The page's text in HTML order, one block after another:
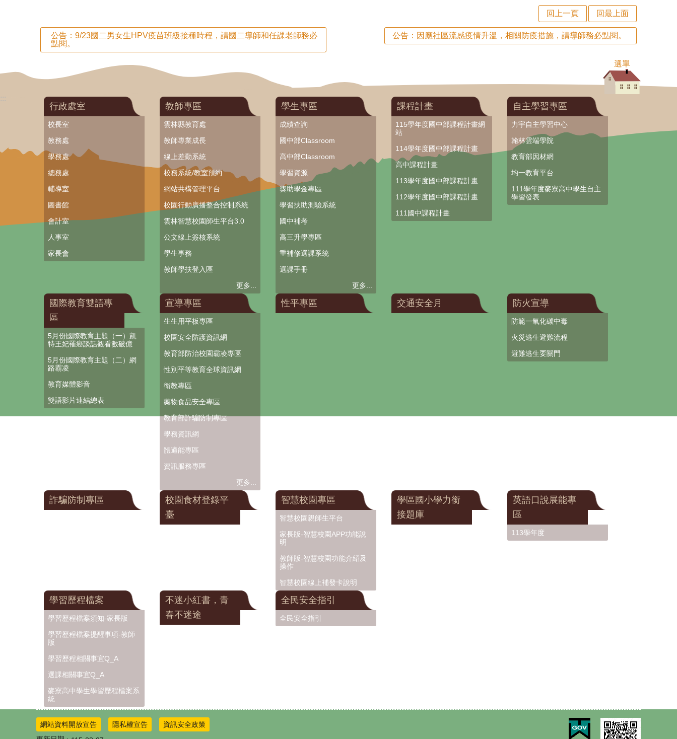
回上一頁 回最上面
公告：9/23國二男女生HPV疫苗班級接種時程，請國二導師和任課老師務必
點閱。
公告：因應社區流感疫情升溫，相關防疫措施，請導師務必點閱。
選單
:::
行政處室
校長室
教務處
學務處
總務處
輔導室
圖書館
會計室
人事室
家長會
教師專區
雲林縣教育處
教師專業成長
線上差勤系統
校務系統/教室預約
網站共構管理平台
校園行動廣播整合控制系統
雲林智慧校園師生平台3.0
公文線上簽核系統
學生事務
教師學扶登入區
更多...
學生專區
成績查詢
國中部Classroom
高中部Classroom
學習資源
獎助學金專區
學習扶助測驗系統
國中補考
高三升學專區
重補修選課系統
選課手冊
更多...
課程計畫
115學年度國中部課程計畫網
站
114學年度國中部課程計畫
高中課程計畫
113學年度國中部課程計畫
112學年度國中部課程計畫
111國中課程計畫
自主學習專區
力宇自主學習中心
翰林雲端學院
教育部因材網
均一教育平台
111學年度麥寮高中學生自主
學習發表
國際教育雙語專
區
5月份國際教育主題（一）凱
特王妃罹癌談話觀看數破億
5月份國際教育主題（二）網
路霸凌
教育媒體影音
雙語影片連結總表
宣導專區
生生用平板專區
校園安全防護資訊網
教育部防治校園霸凌專區
性別平等教育全球資訊網
衛教專區
藥物食品安全專區
教育部詐騙防制專區
學務資訊網
體適能專區
資訊服務專區
更多...
性平專區 交通安全月 防火宣導
防範一氧化碳中毒
火災逃生避難流程
避難逃生要關門
詐騙防制專區
校園食材登錄平
臺
智慧校園專區
智慧校園親師生平台
家長版-智慧校園APP功能說
明
教師版-智慧校園功能介紹及
操作
智慧校園線上補發卡說明
學區國小學力銜
接題庫
英語口說展能專
區
113學年度
學習歷程檔案
學習歷程檔案須知-家長版
學習歷程檔案提醒事項-教師
版
學習歷程相關事宜Q_A
選課相關事宜Q_A
麥寮高中學生學習歷程檔案系
統
不迷小紅書，青
春不迷途
全民安全指引
全民安全指引
網站資料開放宣告 隱私權宣告
資訊安全政策